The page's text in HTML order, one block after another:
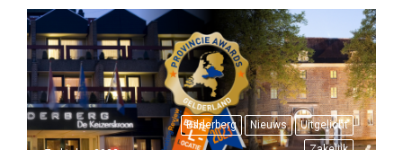
Bilderberg Nieuws
Uitgelicht